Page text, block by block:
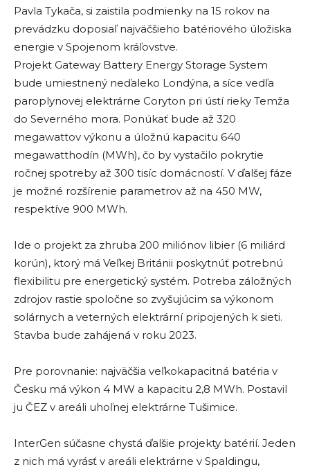
Pavla Tykača, si zaistila podmienky na 15 rokov na
prevádzku doposiaľ najväčšieho batériového úložiska
energie v Spojenom kráľovstve.
Projekt Gateway Battery Energy Storage System
bude umiestnený neďaleko Londýna, a síce vedľa
paroplynovej elektrárne Coryton pri ústí rieky Temža
do Severného mora. Ponúkať bude až 320
megawattov výkonu a úložnú kapacitu 640
megawatthodín (MWh), čo by vystačilo pokrytie
ročnej spotreby až 300 tisíc domácností. V ďalšej fáze
je možné rozšírenie parametrov až na 450 MW,
respektíve 900 MWh.
Ide o projekt za zhruba 200 miliónov libier (6 miliárd
korún), ktorý má Veľkej Británii poskytnúť potrebnú
flexibilitu pre energetický systém. Potreba záložných
zdrojov rastie spoločne so zvyšujúcim sa výkonom
solárnych a veterných elektrární pripojených k sieti.
Stavba bude zahájená v roku 2023.
Pre porovnanie: najväčšia veľkokapacitná batéria v
Česku má výkon 4 MW a kapacitu 2,8 MWh. Postavil
ju ČEZ v areáli uhoľnej elektrárne Tušimice.
InterGen súčasne chystá ďalšie projekty batérií. Jeden
z nich má vyrásť v areáli elektrárne v Spaldingu,